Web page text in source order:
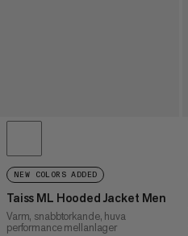
NEW COLORS ADDED
Taiss ML Hooded Jacket Men
Varm, snabbtorkande, huva
performance mellanlager